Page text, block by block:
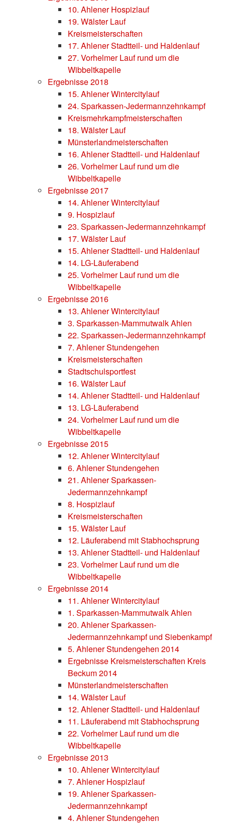
10. Ahlener Hospizlauf
19. Wälster Lauf
Kreismeisterschaften
17. Ahlener Stadtteil- und Haldenlauf
27. Vorhelmer Lauf rund um die
Wibbeltkapelle
Ergebnisse 2018
15. Ahlener Wintercitylauf
24. Sparkassen-Jedermannzehnkampf
Kreismehrkampfmeisterschaften
18. Wälster Lauf
Münsterlandmeisterschaften
16. Ahlener Stadtteil- und Haldenlauf
26. Vorhelmer Lauf rund um die
Wibbeltkapelle
Ergebnisse 2017
14. Ahlener Wintercitylauf
9. Hospizlauf
23. Sparkassen-Jedermannzehnkampf
17. Wälster Lauf
15. Ahlener Stadtteil- und Haldenlauf
14. LG-Läuferabend
25. Vorhelmer Lauf rund um die
Wibbeltkapelle
Ergebnisse 2016
13. Ahlener Wintercitylauf
3. Sparkassen-Mammutwalk Ahlen
22. Sparkassen-Jedermannzehnkampf
7. Ahlener Stundengehen
Kreismeisterschaften
Stadtschulsportfest
16. Wälster Lauf
14. Ahlener Stadtteil- und Haldenlauf
13. LG-Läuferabend
24. Vorhelmer Lauf rund um die
Wibbeltkapelle
Ergebnisse 2015
12. Ahlener Wintercitylauf
6. Ahlener Stundengehen
21. Ahlener Sparkassen-
Jedermannzehnkampf
8. Hospizlauf
Kreismeisterschaften
15. Wälster Lauf
12. Läuferabend mit Stabhochsprung
13. Ahlener Stadtteil- und Haldenlauf
23. Vorhelmer Lauf rund um die
Wibbeltkapelle
Ergebnisse 2014
11. Ahlener Wintercitylauf
1. Sparkassen-Mammutwalk Ahlen
20. Ahlener Sparkassen-
Jedermannzehnkampf und Siebenkampf
5. Ahlener Stundengehen 2014
Ergebnisse Kreismeisterschaften Kreis
Beckum 2014
Münsterlandmeisterschaften
14. Wälster Lauf
12. Ahlener Stadtteil- und Haldenlauf
11. Läuferabend mit Stabhochsprung
22. Vorhelmer Lauf rund um die
Wibbeltkapelle
Ergebnisse 2013
10. Ahlener Wintercitylauf
7. Ahlener Hospizlauf
19. Ahlener Sparkassen-
Jedermannzehnkampf
4. Ahlener Stundengehen